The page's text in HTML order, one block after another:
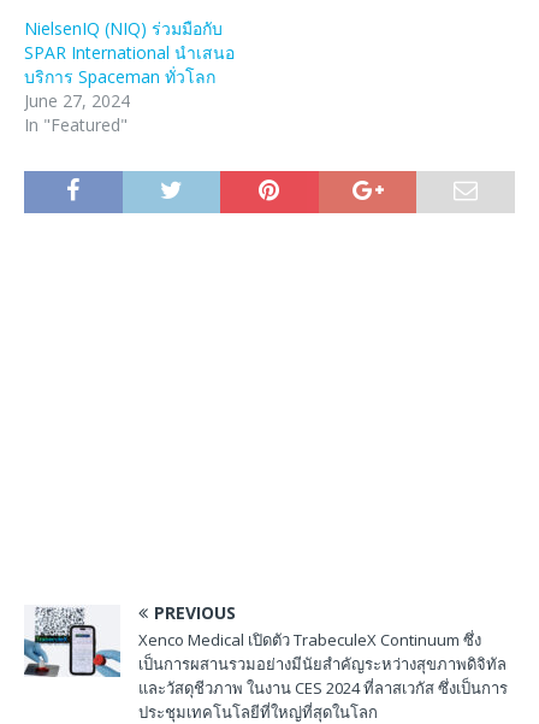
NielsenIQ (NIQ) ร่วมมือกับ
SPAR International นำเสนอ
บริการ Spaceman ทั่วโลก
June 27, 2024
In "Featured"
PREVIOUS
Xenco Medical เปิดตัว TrabeculeX Continuum ซึ่ง
เป็นการผสานรวมอย่างมีนัยสำคัญระหว่างสุขภาพดิจิทัล
และวัสดุชีวภาพ ในงาน CES 2024 ที่ลาสเวกัส ซึ่งเป็นการ
ประชุมเทคโนโลยีที่ใหญ่ที่สุดในโลก